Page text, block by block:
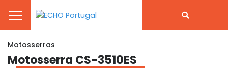
Motosserras
Motosserra CS-3510ES